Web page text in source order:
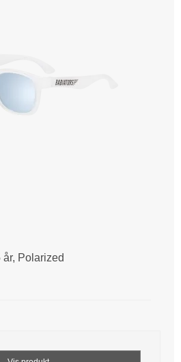
Polarized